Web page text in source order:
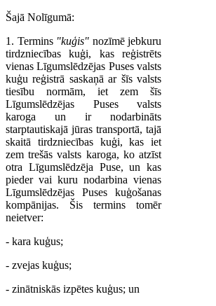
Šajā Nolīgumā:
1. Termins "kuģis" nozīmē jebkuru
tirdzniecības kuģi, kas reģistrēts
vienas Līgumslēdzējas Puses valsts
kuģu reģistrā saskaņā ar šīs valsts
tiesību normām, iet zem šīs
Līgumslēdzējas Puses valsts
karoga un ir nodarbināts
starptautiskajā jūras transportā, tajā
skaitā tirdzniecības kuģi, kas iet
zem trešās valsts karoga, ko atzīst
otra Līgumslēdzēja Puse, un kas
pieder vai kuru nodarbina vienas
Līgumslēdzējas Puses kuģošanas
kompānijas. Šis termins tomēr
neietver:
- kara kuģus;
- zvejas kuģus;
- zinātniskās izpētes kuģus; un